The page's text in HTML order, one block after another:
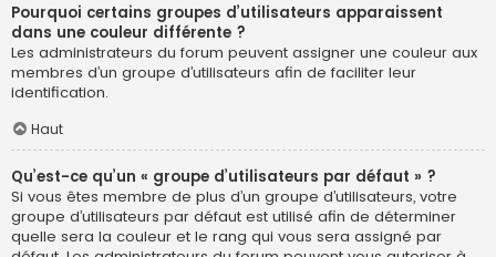
Pourquoi certains groupes d’utilisateurs apparaissent
dans une couleur différente ?
Les administrateurs du forum peuvent assigner une couleur aux
membres d’un groupe d’utilisateurs afin de faciliter leur
identification.
Haut
Qu’est-ce qu’un « groupe d’utilisateurs par défaut » ?
Si vous êtes membre de plus d’un groupe d’utilisateurs, votre
groupe d’utilisateurs par défaut est utilisé afin de déterminer
quelle sera la couleur et le rang qui vous sera assigné par